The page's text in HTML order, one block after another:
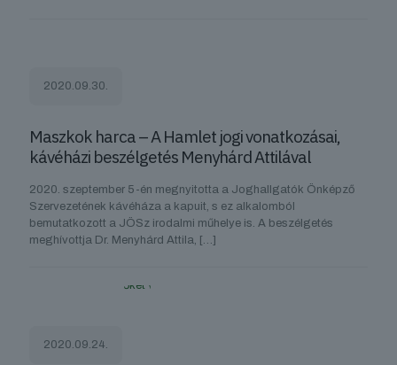
2020.09.30.
Maszkok harca – A Hamlet jogi vonatkozásai,
kávéházi beszélgetés Menyhárd Attilával
2020. szeptember 5-én megnyitotta a Joghallgatók Önképző
Szervezetének kávéháza a kapuit, s ez alkalomból
bemutatkozott a JÖSz irodalmi műhelye is. A beszélgetés
meghívottja Dr. Menyhárd Attila, […]
2020.09.24.